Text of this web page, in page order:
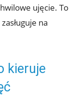
ujęcie. ‍To
na
kieruje